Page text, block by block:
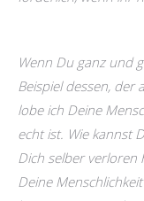
Wenn Du ganz und
Beispiel dessen, der
lobe ich Deine
echt ist. Wie kannst
Dich selber verloren
Deine